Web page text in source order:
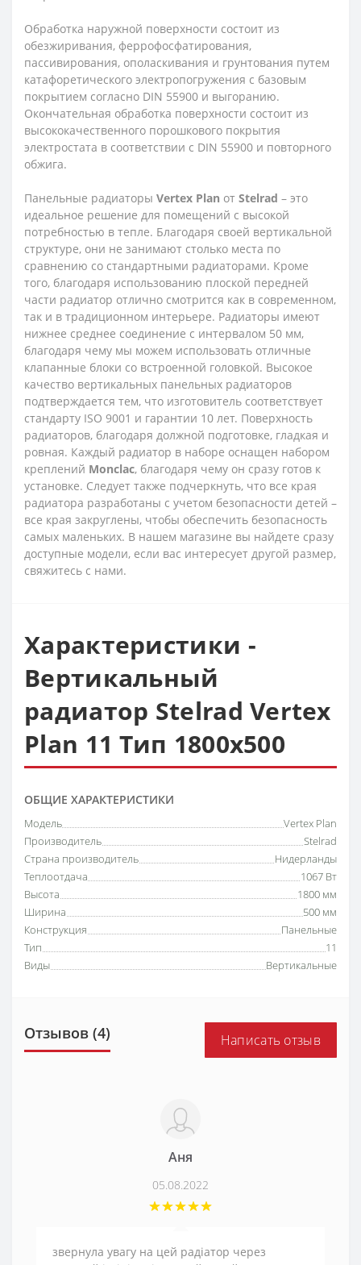
Обработка наружной поверхности состоит из
обезжиривания, феррофосфатирования,
пассивирования, ополаскивания и грунтования путем
катафоретического электропогружения с базовым
покрытием согласно DIN 55900 и выгоранию.
Окончательная обработка поверхности состоит из
высококачественного порошкового покрытия
электростата в соответствии с DIN 55900 и повторного
обжига.
Панельные радиаторы Vertex Plan от Stelrad – это
идеальное решение для помещений с высокой
потребностью в тепле. Благодаря своей вертикальной
структуре, они не занимают столько места по
сравнению со стандартными радиаторами. Кроме
того, благодаря использованию плоской передней
части радиатор отлично смотрится как в современном,
так и в традиционном интерьере. Радиаторы имеют
нижнее среднее соединение с интервалом 50 мм,
благодаря чему мы можем использовать отличные
клапанные блоки со встроенной головкой. Высокое
качество вертикальных панельных радиаторов
подтверждается тем, что изготовитель соответствует
стандарту ISO 9001 и гарантии 10 лет. Поверхность
радиаторов, благодаря должной подготовке, гладкая и
ровная. Каждый радиатор в наборе оснащен набором
креплений Monclac, благодаря чему он сразу готов к
установке. Следует также подчеркнуть, что все края
радиатора разработаны с учетом безопасности детей –
все края закруглены, чтобы обеспечить безопасность
самых маленьких. В нашем магазине вы найдете сразу
доступные модели, если вас интересует другой размер,
свяжитесь с нами.
Характеристики -
Вертикальный
радиатор Stelrad Vertex
Plan 11 Тип 1800x500
ОБЩИЕ ХАРАКТЕРИСТИКИ
Модель
Vertex Plan
Производитель
Stelrad
Страна производитель
Нидерланды
Теплоотдача
1067 Вт
Высота
1800 мм
Ширина
500 мм
Конструкция
Панельные
Тип
11
Виды
Вертикальные
Отзывов (4) Написать отзыв
Аня
05.08.2022
звернула увагу на цей радіатор через